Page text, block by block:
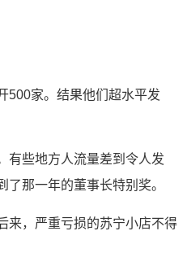
500家。结果他们超水平发
有些地方人流量差到令人发
那一年的董事长特别奖。
来，严重亏损的苏宁小店不得